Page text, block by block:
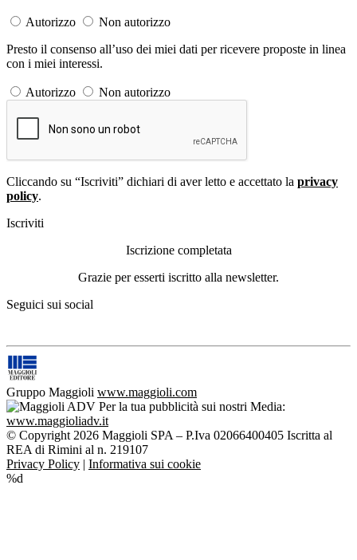
Autorizzo
Non autorizzo
Presto il consenso all’uso dei miei dati per ricevere proposte in linea
con i miei interessi.
Autorizzo Non autorizzo
Cliccando su “Iscriviti” dichiari di aver letto e accettato la privacy
policy.
Iscriviti
Iscrizione completata
Grazie per esserti iscritto alla newsletter.
Seguici sui social
Gruppo Maggioli www.maggioli.com
Per la tua pubblicità sui nostri Media:
www.maggioliadv.it
© Copyright 2026 Maggioli SPA – P.Iva 02066400405 Iscritta al
REA di Rimini al n. 219107
Privacy Policy | Informativa sui cookie
%d